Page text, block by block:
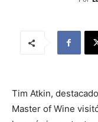
Tim Atkin,
Master of Wine